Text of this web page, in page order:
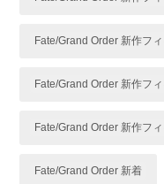
Fate/Grand Order 新作フ
Fate/Grand Order 新作フ
Fate/Grand Order 新作フ
Fate/Grand Order 新着